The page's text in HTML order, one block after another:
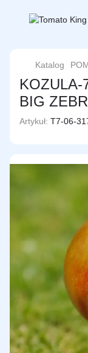
Katalog
KOZULA-
BIG
Artykuł: T7-06-